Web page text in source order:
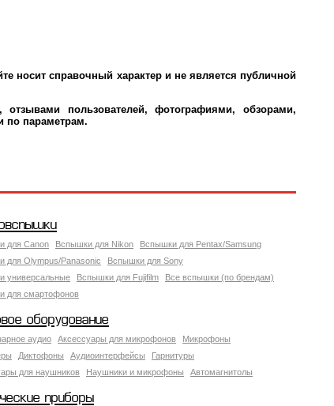
носит справочный характер и не является публичной
пользователей, фотографиями, обзорами,
по параметрам.
для Canon Вспышки для Nikon
Вспышки для Pentax/Samsung
для Olympus/Panasonic
Вспышки для Sony
универсальные
Вспышки для Fujifilm
Все вспышки (по брендам)
для смартофонов
оборудование
аудио Аксессуары для микрофонов
Микрофоны
Диктофоны Аудиоинтерфейсы
Гарнитуры
для наушников
Наушники и микрофоны Автомагнитолы
приборы